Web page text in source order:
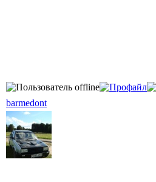
barmedont